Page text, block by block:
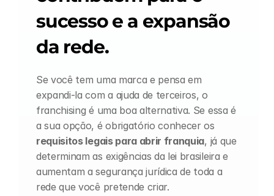
Experts
sucesso e a expansão
da rede.
Se você tem uma marca e pensa em
expandi-la com a ajuda de terceiros, o
franchising é uma boa alternativa. Se essa é
requisitos legais para abrir franquia, já que
determinam as exigências da lei brasileira e
aumentam a segurança jurídica de toda a
rede que você pretende criar.